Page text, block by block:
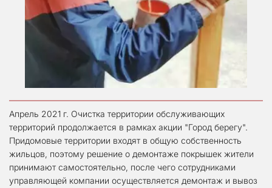
Апрель 2021 г. Очистка территории обслуживающих
территорий продолжается в рамках акции "Город берегу".
Придомовые территории входят в общую собственность
жильцов, поэтому решение о демонтаже покрышек жители
принимают самостоятельно, после чего сотрудниками
управляющей компании осуществляется демонтаж и вывоз